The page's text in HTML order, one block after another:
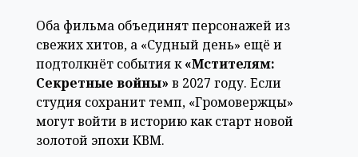
Оба фильма объединят персонажей из
свежих хитов, а «Судный день» ещё и
подтолкнёт события к«Мстителям:
Секретные войны» в 2027 году. Если
студия сохранит темп, «Громовержцы»
могут войти в историю как старт новой
золотой эпохи КВМ.